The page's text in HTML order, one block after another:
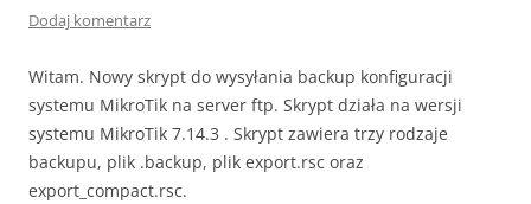
Dodaj komentarz
Witam. Nowy skrypt do wysyłania backup konfiguracji
systemu MikroTik na server ftp. Skrypt działa na wersji
systemu MikroTik 7.14.3 . Skrypt zawiera trzy rodzaje
backupu, plik .backup, plik export.rsc oraz
export_compact.rsc.